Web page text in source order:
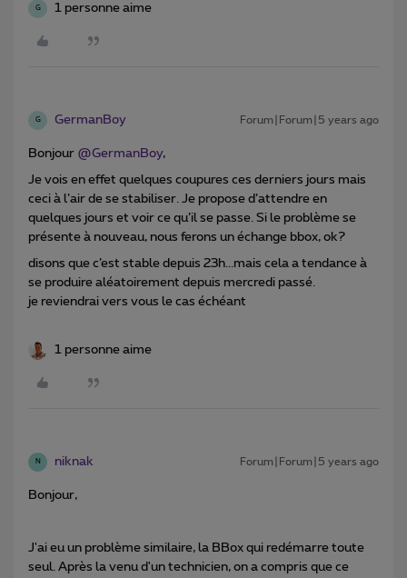
G 1 personne aime
G GermanBoy Forum|Forum|5 years ago
Bonjour @GermanBoy,
Je vois en effet quelques coupures ces derniers jours mais
ceci à l’air de se stabiliser. Je propose d’attendre en
quelques jours et voir ce qu’il se passe. Si le problème se
présente à nouveau, nous ferons un échange bbox, ok?
disons que c’est stable depuis 23h...mais cela a tendance à
se produire aléatoirement depuis mercredi passé.
je reviendrai vers vous le cas échéant
1 personne aime
N niknak Forum|Forum|5 years ago
Bonjour,
J'ai eu un problème similaire, la BBox qui redémarre toute
seul. Après la venu d'un technicien, on a compris que ce